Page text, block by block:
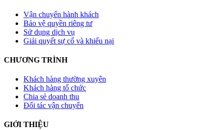
Vận chuyển hành khách
Bảo vệ quyền riêng tư
Sử dụng dịch vụ
Giải quyết sự cố và khiếu nại
CHƯƠNG TRÌNH
Khách hàng thường xuyên
Khách hàng tổ chức
Chia sẻ doanh thu
Đối tác vận chuyển
GIỚI THIỆU